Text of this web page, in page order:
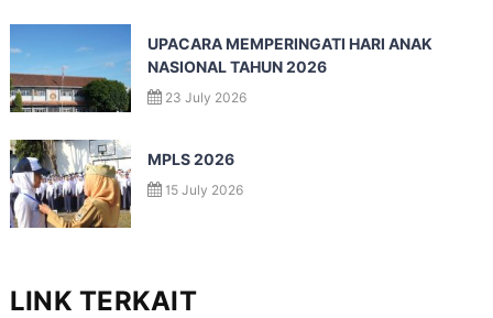
UPACARA MEMPERINGATI HARI ANAK
NASIONAL TAHUN 2026
23 July 2026
MPLS 2026
15 July 2026
LINK TERKAIT